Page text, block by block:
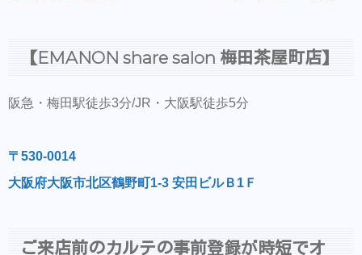
【EMANON share salon 梅田茶屋町店】
阪急・梅田駅徒歩3分/JR・大阪駅徒歩5分
〒530-0014
大阪府大阪市北区鶴野町1-3 安田ビルＢ1Ｆ
ご来店前のカルテの事前登録が時短でオ